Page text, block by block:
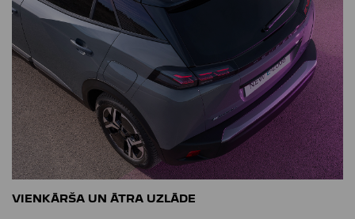
VIENKĀRŠA UN ĀTRA UZLĀDE